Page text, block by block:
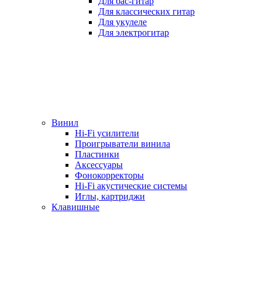
Для классических гитар
Для укулеле
Для электрогитар
Винил
Hi-Fi усилители
Проигрыватели винила
Пластинки
Аксессуары
Фонокорректоры
Hi-Fi акустические системы
Иглы, картриджи
Клавишные